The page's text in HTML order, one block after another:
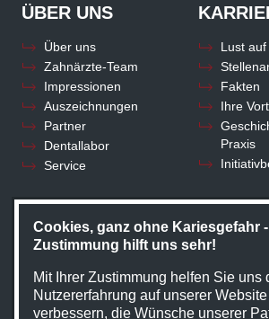
ÜBER UNS
Über uns
Zahnärzte-Team
Impressionen
Auszeichnungen
Partner
Dentallabor
Service
Lust
Fakten
Ihre
Praxis
KONTAKT
Cookies, ganz ohne Kariesgefahr
Zustimmung hilft uns sehr!
Mit Ihrer Zustimmung helfen Sie uns
Nutzererfahrung auf unserer
verbessern, die Wünsche unserer